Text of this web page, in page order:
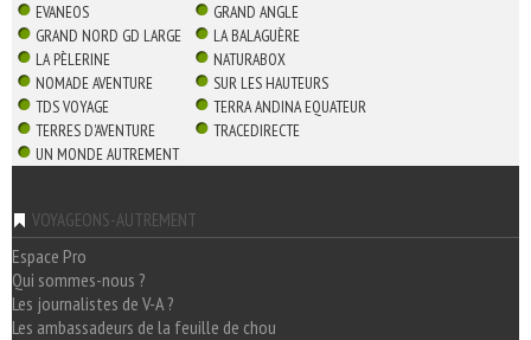
EVANEOS
GRAND ANGLE
GRAND NORD GD LARGE
LA BALAGUÈRE
LA PÈLERINE
NATURABOX
NOMADE AVENTURE
SUR LES HAUTEURS
TDS VOYAGE
TERRA ANDINA EQUATEUR
TERRES D'AVENTURE
TRACEDIRECTE
UN MONDE AUTREMENT
VOYAGEONS-AUTREMENT
Espace Pro
Qui sommes-nous ?
Les journalistes de V-A ?
Les ambassadeurs de la feuille de chou